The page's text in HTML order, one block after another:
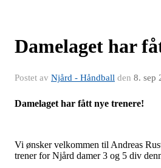
Damelaget har
Postet av Njård - Håndball den 8. sep
Damelaget har fått nye trenere!
Vi ønsker velkommen til Andreas
trener for Njård damer 3 og 5 div